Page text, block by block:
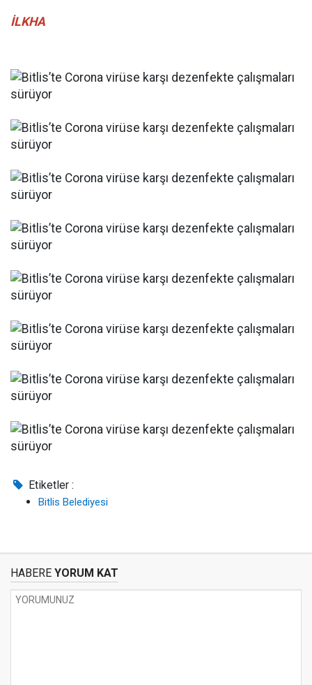
İLKHA
Etiketler :
Bitlis Belediyesi
HABERE YORUM KAT